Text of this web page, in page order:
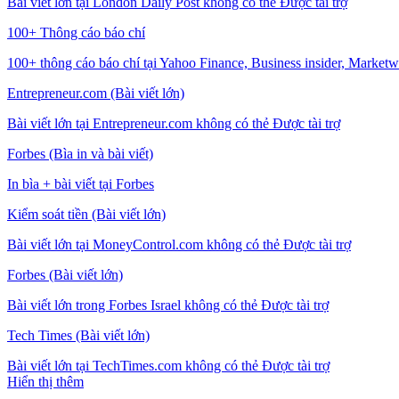
100+ Thông cáo báo chí
100+ thông cáo báo chí tại Yahoo Finance, Business insider,
Entrepreneur.com (Bài viết lớn)
Bài viết lớn tại Entrepreneur.com không có thẻ Được tài trợ
Forbes (Bìa in và bài viết)
In bìa + bài viết tại Forbes
Kiểm soát tiền (Bài viết lớn)
Bài viết lớn tại MoneyControl.com không có thẻ Được tài trợ
Forbes (Bài viết lớn)
Bài viết lớn trong Forbes Israel không có thẻ Được tài trợ
Tech Times (Bài viết lớn)
Bài viết lớn tại TechTimes.com không có thẻ Được tài trợ
Hiển thị thêm